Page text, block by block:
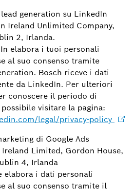
generation su LinkedIn
Ireland Unlimited Company,
2, Irlanda.
elabora i tuoi personali
al suo consenso tramite
Bosch riceve i dati
da LinkedIn. Per ulteriori
conoscere il periodo di
visitare la pagina:
legal/privacy-policy
di Google Ads
Limited, Gordon House,
4, Irlanda
elabora i dati personali
al suo consenso tramite il